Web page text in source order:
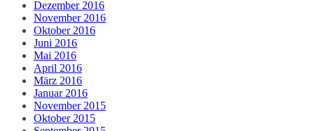
Dezember 2016
November 2016
Oktober 2016
Juni 2016
Mai 2016
April 2016
März 2016
Januar 2016
November 2015
Oktober 2015